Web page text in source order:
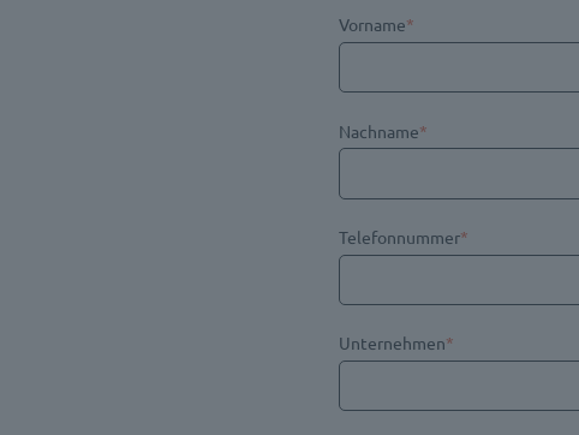
Vorname*
Nachname*
Telefonnummer*
Unternehmen*